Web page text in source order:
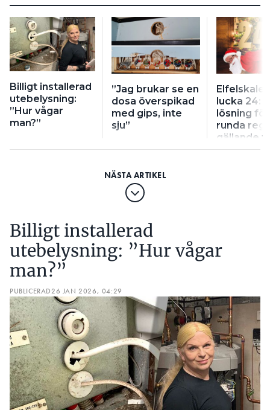
Billigt installerad
utebelysning:
”Hur vågar
man?”
”Jag brukar se en
dosa överspikad
med gips, inte
sju”
lucka 24:
lösning
runda
gällande
Billigt installerad
utebelysning: ”Hur vågar
man?”
PUBLICERAD26 JAN 2026, 04:29